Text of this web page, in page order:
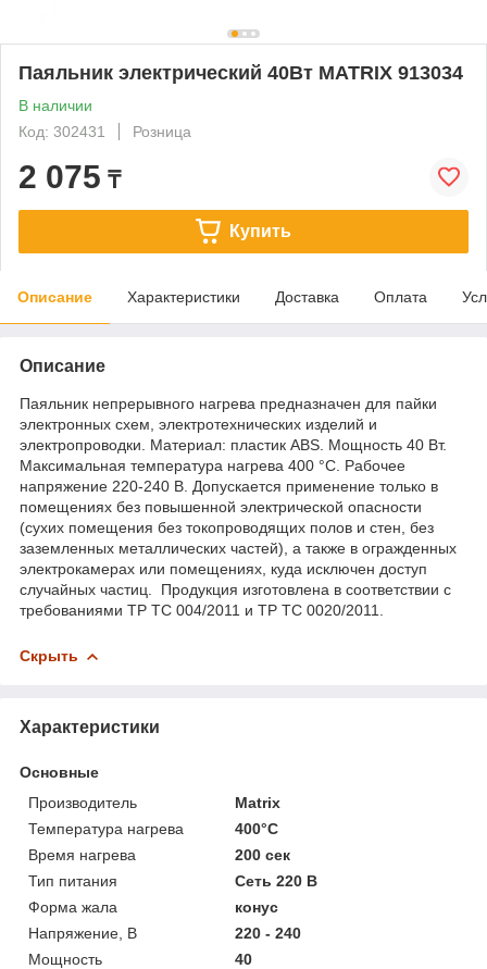
Паяльник электрический 40Вт MATRIX 913034
В наличии
Код: 302431
Розница
2 075 ₸
Купить
Описание Характеристики Доставка Оплата
Описание
Паяльник непрерывного нагрева предназначен для пайки
электронных схем, электротехнических изделий и
электропроводки. Материал: пластик ABS. Мощность 40 Вт.
Максимальная температура нагрева 400 °С. Рабочее
напряжение 220-240 В. Допускается применение только в
помещениях без повышенной электрической опасности
(сухих помещения без токопроводящих полов и стен, без
заземленных металлических частей), а также в огражденных
электрокамерах или помещениях, куда исключен доступ
случайных частиц. Продукция изготовлена в соответствии с
требованиями ТР ТС 004/2011 и ТР ТС 0020/2011.
Скрыть
Характеристики
Основные
Производитель
Matrix
Температура нагрева
400°С
Время нагрева
200 сек
Тип питания
Сеть 220 В
Форма жала
конус
Напряжение, В
220 - 240
Мощность
40